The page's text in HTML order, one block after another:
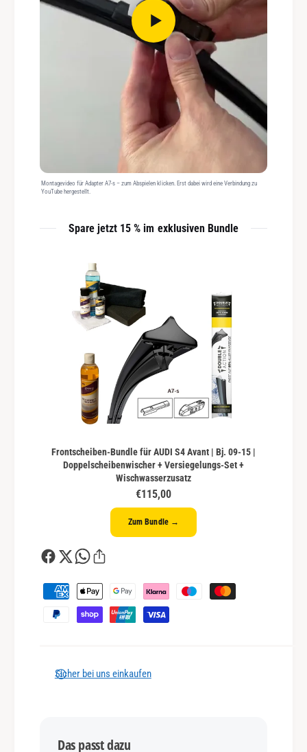
Montagevideo für Adapter A7-s – zum Abspielen klicken. Erst dabei wird eine Verbindung zu
YouTube hergestellt.
Spare jetzt 15 % im exklusiven Bundle
Frontscheiben-Bundle für AUDI S4 Avant | Bj. 09-15 |
Doppelscheibenwischer + Versiegelungs-Set +
Wischwasserzusatz
€115,00
Zum Bundle →
Z
a
Sicher bei uns einkaufen
Das passt dazu